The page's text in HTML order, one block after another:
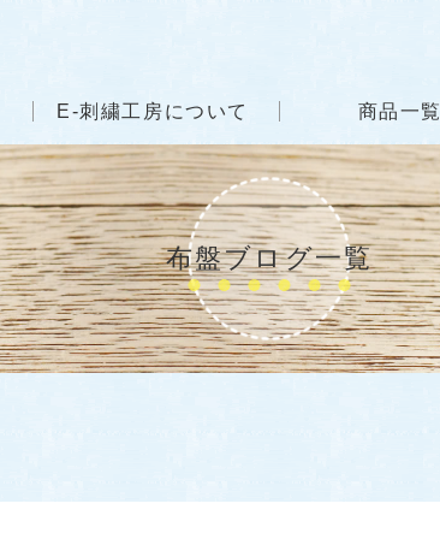
E-刺繍工房について 商品一覧
布盤ブログ一覧